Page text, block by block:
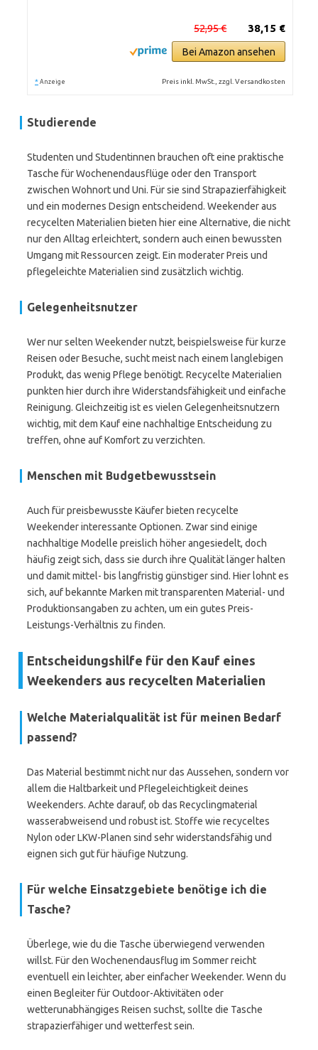
38,15 €
52,95 €
Bei Amazon ansehen
* Anzeige Preis inkl. MwSt., zzgl. Versandkosten
Studierende
Studenten und Studentinnen brauchen oft eine praktische
Tasche für Wochenendausflüge oder den Transport
zwischen Wohnort und Uni. Für sie sind Strapazierfähigkeit
und ein modernes Design entscheidend. Weekender aus
recycelten Materialien bieten hier eine Alternative, die nicht
nur den Alltag erleichtert, sondern auch einen bewussten
Umgang mit Ressourcen zeigt. Ein moderater Preis und
pflegeleichte Materialien sind zusätzlich wichtig.
Gelegenheitsnutzer
Wer nur selten Weekender nutzt, beispielsweise für kurze
Reisen oder Besuche, sucht meist nach einem langlebigen
Produkt, das wenig Pflege benötigt. Recycelte Materialien
punkten hier durch ihre Widerstandsfähigkeit und einfache
Reinigung. Gleichzeitig ist es vielen Gelegenheitsnutzern
wichtig, mit dem Kauf eine nachhaltige Entscheidung zu
treffen, ohne auf Komfort zu verzichten.
Menschen mit Budgetbewusstsein
Auch für preisbewusste Käufer bieten recycelte
Weekender interessante Optionen. Zwar sind einige
nachhaltige Modelle preislich höher angesiedelt, doch
häufig zeigt sich, dass sie durch ihre Qualität länger halten
und damit mittel- bis langfristig günstiger sind. Hier lohnt es
sich, auf bekannte Marken mit transparenten Material- und
Produktionsangaben zu achten, um ein gutes Preis-
Leistungs-Verhältnis zu finden.
Entscheidungshilfe für den Kauf eines
Weekenders aus recycelten Materialien
Welche Materialqualität ist für meinen Bedarf
passend?
Das Material bestimmt nicht nur das Aussehen, sondern vor
allem die Haltbarkeit und Pflegeleichtigkeit deines
Weekenders. Achte darauf, ob das Recyclingmaterial
wasserabweisend und robust ist. Stoffe wie recyceltes
Nylon oder LKW-Planen sind sehr widerstandsfähig und
eignen sich gut für häufige Nutzung.
Für welche Einsatzgebiete benötige ich die
Tasche?
Überlege, wie du die Tasche überwiegend verwenden
willst. Für den Wochenendausflug im Sommer reicht
eventuell ein leichter, aber einfacher Weekender. Wenn du
einen Begleiter für Outdoor-Aktivitäten oder
wetterunabhängiges Reisen suchst, sollte die Tasche
strapazierfähiger und wetterfest sein.